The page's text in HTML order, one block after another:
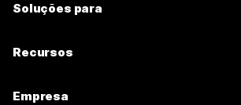
Soluções para
Recursos
Empresa